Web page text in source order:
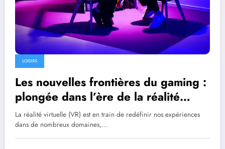
LOISIRS
Les nouvelles frontières du gaming :
plongée dans l’ère de la réalité
virtuelle
La réalité virtuelle (VR) est en train de redéfinir nos expériences
dans de nombreux domaines,…